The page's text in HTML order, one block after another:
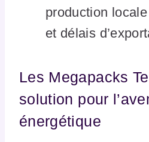
production
et délais
Les Megapacks
solution pour
énergétique